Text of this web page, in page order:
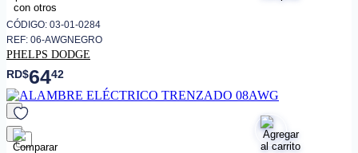
CÓDIGO: 03-01-0284
REF: 06-AWGNEGRO
PHELPS DODGE
RD$6442